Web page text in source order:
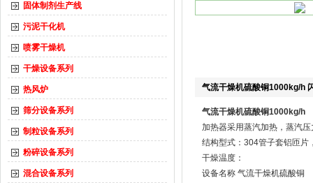
固体制剂生产线
污泥干化机
喷雾干燥机
干燥设备系列
热风炉
筛分设备系列
制粒设备系列
粉碎设备系列
混合设备系列
气流干燥机硫酸铜1000kg/h
气流干燥机硫酸铜1000kg/h
加热器采用蒸汽加热，蒸汽
结构型式：304管子套铝匝片
干燥温度：
设备名称 气流干燥机硫酸铜